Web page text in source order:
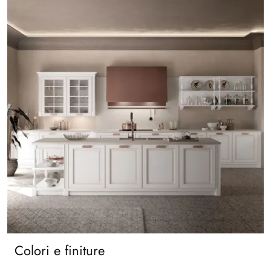
Colori e finiture